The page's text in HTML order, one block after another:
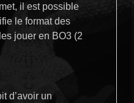
il est possible
le format des
jouer en BO3 (2
d’avoir un